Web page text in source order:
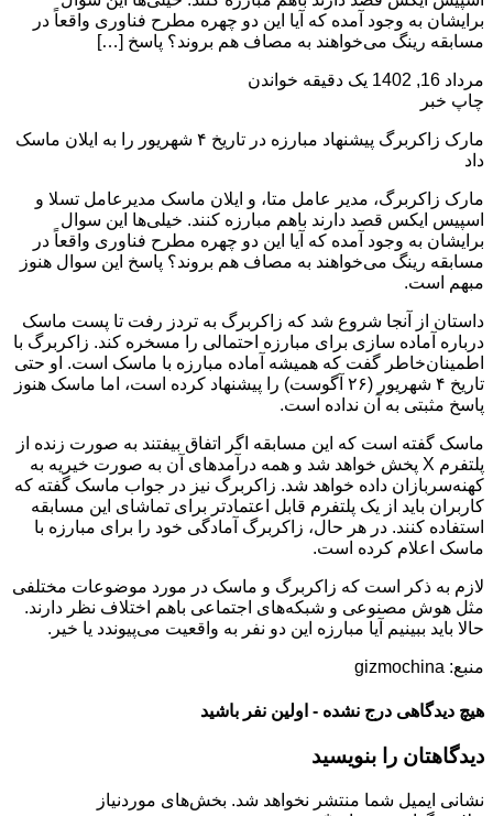
برایشان به وجود آمده که آیا این دو چهره مطرح فناوری واقعاً در
مسابقه رینگ می‌خواهند به مصاف هم بروند؟ پاسخ […]
مرداد 16, 1402
یک دقیقه خواندن
چاپ خبر
مارک زاکربرگ پیشنهاد مبارزه در تاریخ ۴ شهریور را به ایلان ماسک
داد
مارک زاکربرگ، مدیر عامل متا، و ایلان ماسک مدیرعامل تسلا و
اسپیس ایکس قصد دارند باهم مبارزه کنند. خیلی‌ها این سوال
برایشان به وجود آمده که آیا این دو چهره مطرح فناوری واقعاً در
مسابقه رینگ می‌خواهند به مصاف هم بروند؟ پاسخ این سوال هنوز
مبهم است.
داستان از آنجا شروع شد که زاکربرگ به تردز رفت تا پست ماسک
درباره آماده سازی برای مبارزه احتمالی را مسخره کند. زاکربرگ با
اطمینان‌خاطر گفت که همیشه آماده مبارزه با ماسک است. او حتی
تاریخ ۴ شهریور (۲۶ آگوست) را پیشنهاد کرده است، اما ماسک هنوز
پاسخ مثبتی به آن نداده است.
ماسک گفته است که این مسابقه اگر اتفاق بیفتند به صورت زنده از
پلتفرم X پخش خواهد شد و همه درآمدهای آن به صورت خیریه به
کهنه‌سربازان داده خواهد شد. زاکربرگ نیز در جواب ماسک گفته که
کاربران باید از یک پلتفرم قابل اعتمادتر برای تماشای این مسابقه
استفاده کنند. در هر حال، زاکربرگ آمادگی خود را برای مبارزه با
ماسک اعلام کرده است.
لازم به ذکر است که زاکربرگ و ماسک در مورد موضوعات مختلفی
مثل هوش مصنوعی و شبکه‌های اجتماعی باهم اختلاف نظر دارند.
حالا باید ببینیم آیا مبارزه این دو نفر به واقعیت می‌پیوندد یا خیر.
منبع: gizmochina
هیچ دیدگاهی درج نشده - اولین نفر باشید
دیدگاهتان را بنویسید
نشانی ایمیل شما منتشر نخواهد شد. بخش‌های موردنیاز